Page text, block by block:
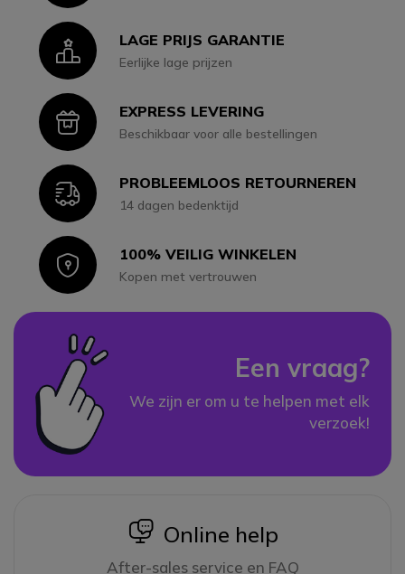
IconLAGE PRIJS GARANTIE
Eerlijke lage prijzen
IconEXPRESS LEVERING
Beschikbaar voor alle bestellingen
IconPROBLEEMLOOS RETOURNEREN
14 dagen bedenktijd
Icon100% VEILIG WINKELEN
Kopen met vertrouwen
Een vraag?
We zijn er om u te helpen met elk
verzoek!
icon
Online help
After-sales service en FAQ